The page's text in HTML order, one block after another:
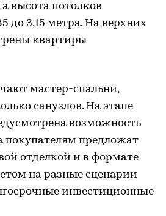
высота потолков
до 3,15 метра. На верхних
квартиры
мастер-спальни,
санузлов. На этапе
возможность
покупателям предложат
отделкой и в формате
на разные сценарии
инвестиционные